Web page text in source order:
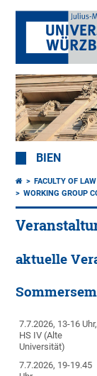
BIEN
FACULTY OF LAW
WORKING GROUP
aktuelle
7.7.2026, 13-16 Uhr,
HS IV (Alte
Universität)
7.7.2026, 19-19.45